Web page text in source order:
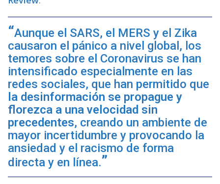
Aunque el SARS, el MERS y el Zika
causaron el pánico a nivel global, los
temores sobre el Coronavirus se han
intensificado especialmente en las
redes sociales, que han permitido que
la desinformación se propague y
florezcaa una velocidad sin
precedentes, creando un ambiente de
mayor incertidumbre y provocando la
ansiedad y el racismo de forma
directa y en línea.